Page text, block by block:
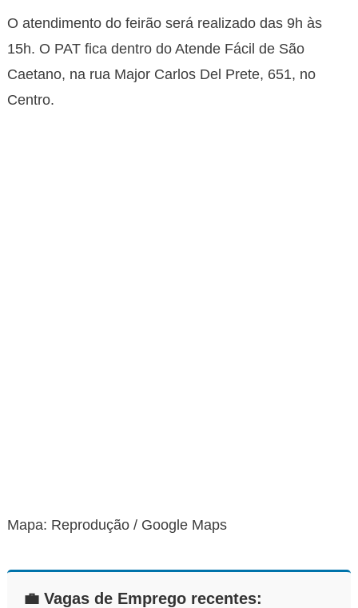
O atendimento do feirão será realizado das 9h às
15h. O PAT fica dentro do Atende Fácil de São
Caetano, na rua Major Carlos Del Prete, 651, no
Centro.
Mapa: Reprodução / Google Maps
💼 Vagas de Emprego recentes: